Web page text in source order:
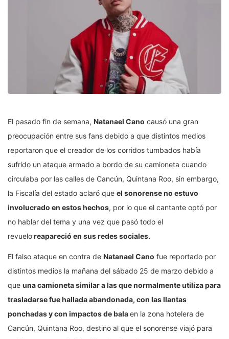
El pasado fin de semana, Natanael Cano causó una gran
preocupación entre sus fans debido a que distintos medios
reportaron que el creador de los corridos tumbados había
sufrido un ataque armado a bordo de su camioneta cuando
circulaba por las calles de Cancún, Quintana Roo, sin embargo,
la Fiscalía del estado aclaró que el sonorense no estuvo
involucrado en estos hechos, por lo que el cantante optó por
no hablar del tema y una vez que pasó todo el
revueloreapareció en sus redes sociales.
El falso ataque en contra de Natanael Cano fue reportado por
distintos medios la mañana del sábado 25 de marzo debido a
que una camioneta similar a las que normalmente utiliza para
trasladarse fue hallada abandonada, con las llantas
ponchadas y con impactos de balaen la zona hotelera de
Cancún, Quintana Roo, destino al que el sonorense viajó para